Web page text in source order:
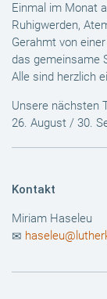
Einmal im Monat
Ruhigwerden,
Gerahmt von
das gemeinsame
Alle sind herzlich
Unsere nächsten
26. August / 30.
Kontakt
Miriam Haseleu